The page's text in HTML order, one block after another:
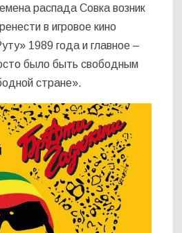
распада Совка возник
в игровое кино
1989 года и главное –
было быть свободным
стране».